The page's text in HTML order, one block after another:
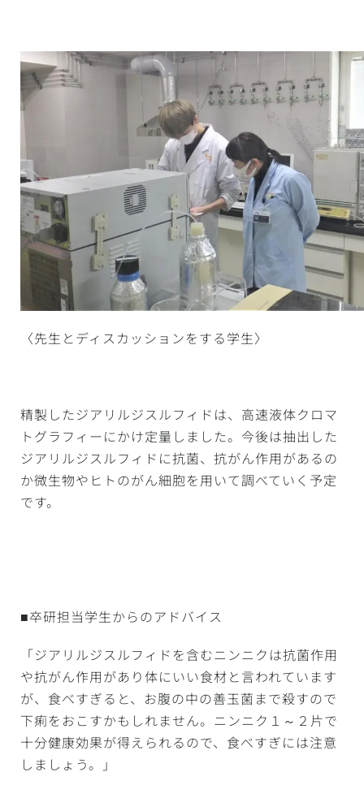
〈先生とディスカッションをする学生〉
精製したジアリルジスルフィドは、高速液体クロマ
トグラフィーにかけ定量しました。 今後は抽出した
ジアリルジスルフィドに抗菌、抗がん作用があるの
か微生物やヒトのがん細胞を用いて調べていく予定
です。
■卒研担当学生からのアドバイス
「ジアリルジスルフィドを含むニンニクは抗菌作用
や抗がん作用があり体にいい食材と言われています
が、食べすぎると、お腹の中の善玉菌まで殺すので
下痢をおこすかもしれません。ニンニク１～２片で
十分健康効果が得えられるので、食べすぎには注意
しましょう。」